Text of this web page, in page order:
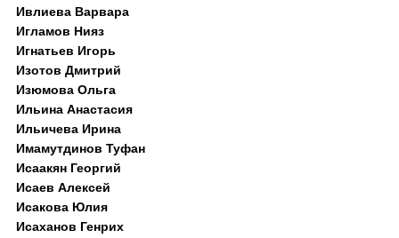
Ивлиева Варвара
Игламов Нияз
Игнатьев Игорь
Изотов Дмитрий
Изюмова Ольга
Ильина Анастасия
Ильичева Ирина
Имамутдинов Туфан
Исаакян Георгий
Исаев Алексей
Исакова Юлия
Исаханов Генрих